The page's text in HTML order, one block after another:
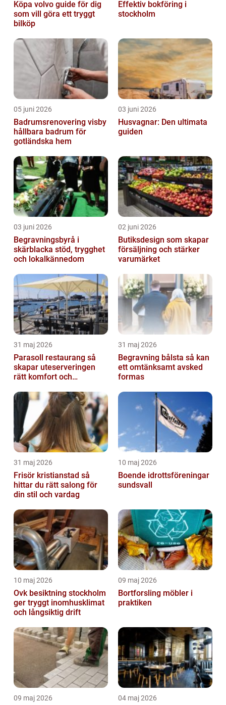
Köpa volvo guide för dig
som vill göra ett tryggt
bilköp
Effektiv bokföring i
stockholm
05 juni 2026
Badrumsrenovering visby
hållbara badrum för
gotländska hem
03 juni 2026
Husvagnar: Den ultimata
guiden
03 juni 2026
Begravningsbyrå i
skärblacka stöd, trygghet
och lokalkännedom
02 juni 2026
Butiksdesign som skapar
försäljning och stärker
varumärket
31 maj 2026
Parasoll restaurang så
skapar uteserveringen
rätt komfort och
31 maj 2026
Begravning bålsta så kan
ett omtänksamt avsked
formas
31 maj 2026
Frisör kristianstad så
hittar du rätt salong för
din stil och vardag
10 maj 2026
Boende idrottsföreningar
sundsvall
10 maj 2026
Ovk besiktning stockholm
ger tryggt inomhusklimat
och långsiktig drift
09 maj 2026
Bortforsling möbler i
praktiken
09 maj 2026 04 maj 2026